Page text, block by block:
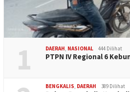
1 DAERAH NASIONAL 444 Dilihat
PTPN IV Regional 6
BENGKALIS DAERAH 389 Dilihat